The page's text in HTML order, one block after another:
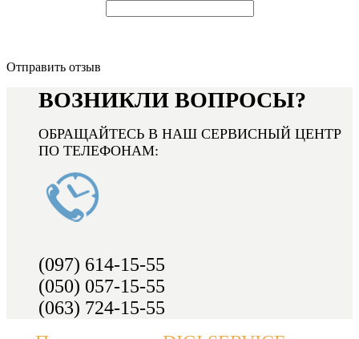
Отправить отзыв
ВОЗНИКЛИ ВОПРОСЫ?
ОБРАЩАЙТЕСЬ В НАШ СЕРВИСНЫЙ ЦЕНТР
ПО ТЕЛЕФОНАМ:
(097) 614-15-55
(050) 057-15-55
(063) 724-15-55